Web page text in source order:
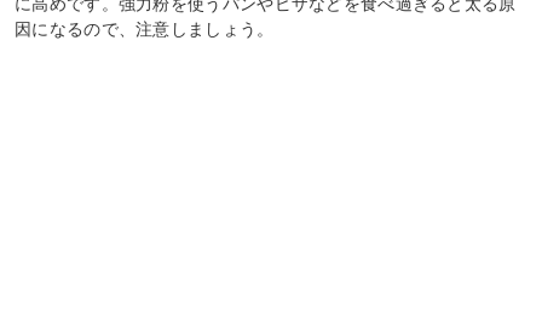
因になるので、注意しましょう。